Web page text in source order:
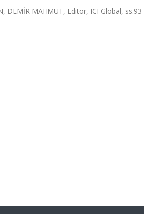
DEMİR MAHMUT, Editör, IGI Global, ss.93-